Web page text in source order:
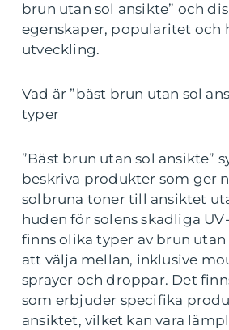
brun utan sol ansikte” och
egenskaper, popularitet och
utveckling.
Vad är ”bäst brun utan sol
typer
”Bäst brun utan sol ansikte”
beskriva produkter som ger
solbruna toner till ansiktet
huden för solens skadliga
finns olika typer av brun
att välja mellan, inklusive
sprayer och droppar. Det
som erbjuder specifika
ansiktet, vilket kan vara